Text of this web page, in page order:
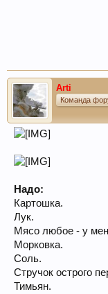
Arti
Команда
Надо:
Картошка.
Лук.
Мясо любое - у
Морковка.
Соль.
Стручок острого
Тимьян.